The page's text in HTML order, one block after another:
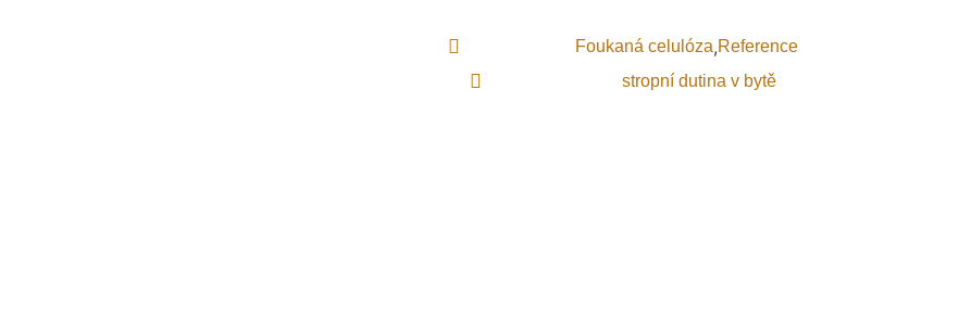
Foukaná celulóza,Reference
stropní dutina v bytě